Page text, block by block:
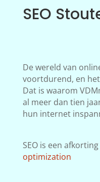
SEO
De wereld van
voortdurend, en
Dat is waarom
al meer dan tien
hun internet
SEO is een
optimization